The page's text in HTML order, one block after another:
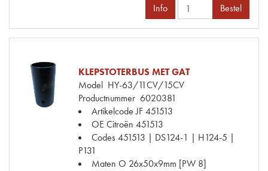
Info Bestel
KLEPSTOTERBUS MET GAT
Model HY-63/11CV/15CV
Productnummer 6020381
Artikelcode JF451513
OE Citroën 451513
Codes451513 | DS124-1 | H124-5 |
P131
Maten O 26x50x9mm [PW 8]